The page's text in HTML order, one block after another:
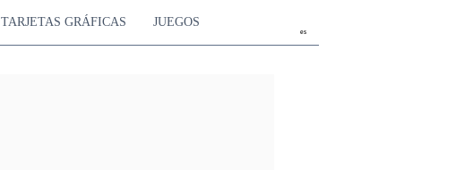
es
TARJETAS GRÁFICAS JUEGOS